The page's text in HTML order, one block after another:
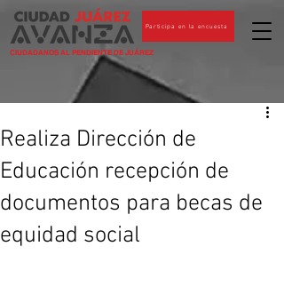
CIUDADANOS AL PENDIENTE DE JUÁREZ
Participa en la encuesta
Realiza Dirección de
Educación recepción de
documentos para becas de
equidad social